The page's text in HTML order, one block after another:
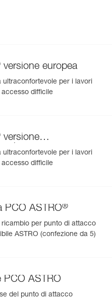
il 2025,
i tuoi DPI
i dati dei tuoi DPI esistenti.
dalla sua data di
versione europea
ultraconfortevole per i lavori
difficile
versione
ultraconfortevole per i lavori
difficile
PCO ASTRO®
ricambio per punto di attacco
ASTRO (confezione da 5)
PCO ASTRO
del punto di attacco